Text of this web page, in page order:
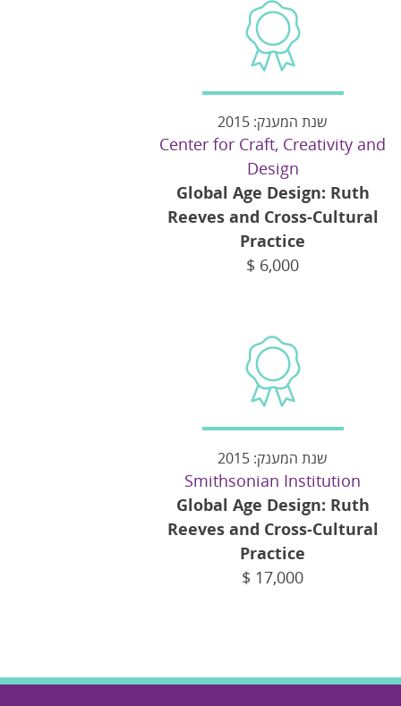
שנת המענק: 2015
Center for Craft, Creativity and
Design
Global Age Design: Ruth
Reeves and Cross-Cultural
Practice
6,000
$
שנת המענק: 2015
Smithsonian Institution
Global Age Design: Ruth
Reeves and Cross-Cultural
Practice
17,000
$